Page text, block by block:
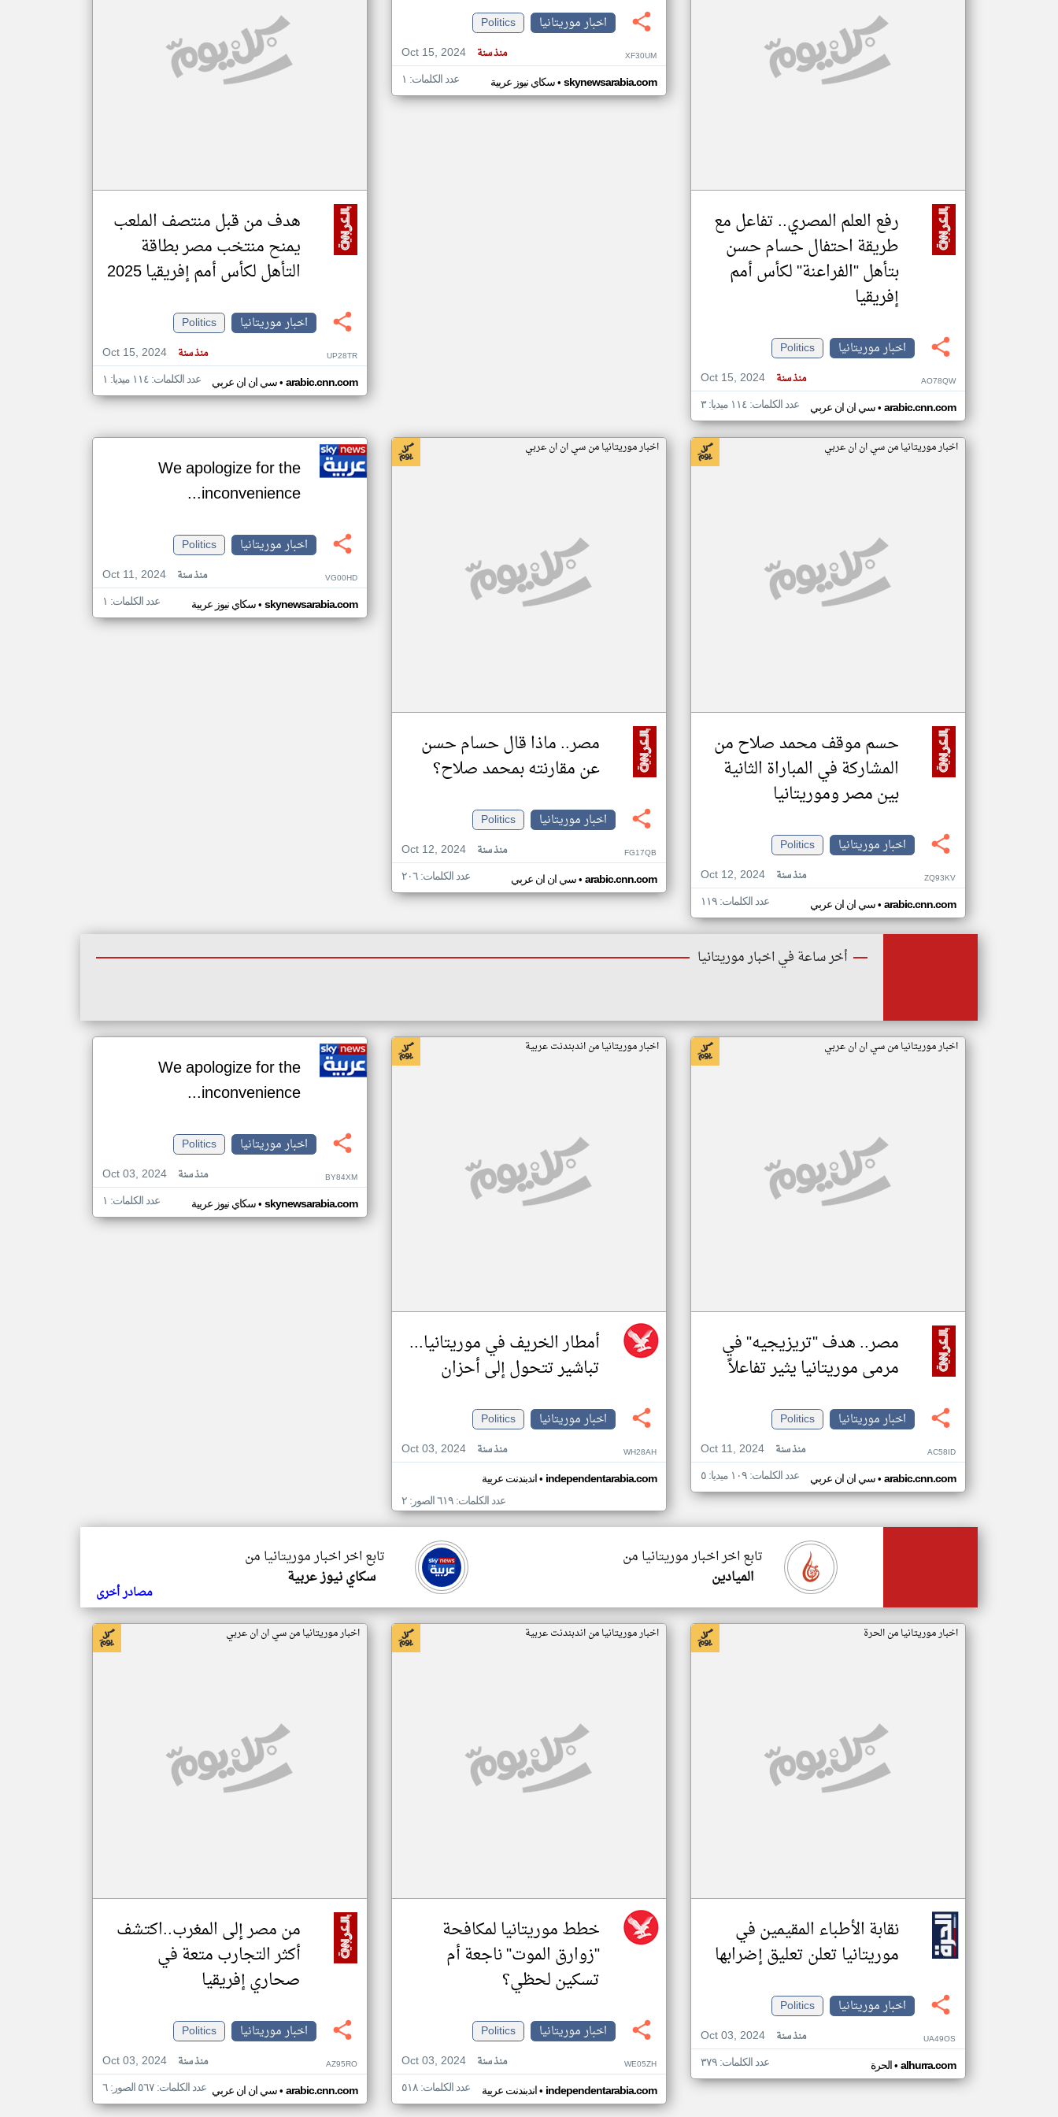
مصادر الأخبار من موريتانيا
رفع العلم المصري.. تفاعل مع
طريقة احتفال حسام حسن
بتأهل "الفراعنة" لكأس أمم
إفريقيا
اخبار موريتانيا
Politics
Oct 15, 2024
منذ سنة AO78QW
سي ان ان عربي• arabic.cnn.com عدد الكلمات: ١١٤ ميديا: ٣
اخبار موريتانيا
Politics
Oct 15, 2024
منذ سنة XF30UM
سكاي نيوز عربية• skynewsarabia.com عدد الكلمات: ١
هدف من قبل منتصف الملعب
يمنح منتخب مصر بطاقة
التأهل لكأس أمم إفريقيا 2025
اخبار موريتانيا
Politics
Oct 15, 2024
منذ سنة UP28TR
سي ان ان عربي• arabic.cnn.com عدد الكلمات: ١١٤ ميديا: ١
اخبار موريتانيا من سي ان ان عربي
حسم موقف محمد صلاح من
المشاركة في المباراة الثانية
بين مصر وموريتانيا
اخبار موريتانيا
Politics
Oct 12, 2024
منذ سنة ZQ93KV
سي ان ان عربي• arabic.cnn.com عدد الكلمات: ١١٩
اخبار موريتانيا من سي ان ان عربي
مصر.. ماذا قال حسام حسن
عن مقارنته بمحمد صلاح؟
اخبار موريتانيا
Politics
Oct 12, 2024
منذ سنة FG17QB
سي ان ان عربي• arabic.cnn.com عدد الكلمات: ٢٠٦
We apologize for the
inconvenience...
اخبار موريتانيا
Politics
Oct 11, 2024
منذ سنة VG00HD
سكاي نيوز عربية• skynewsarabia.com عدد الكلمات: ١
أخر ساعة في اخبار موريتانيا
اخبار موريتانيا من سي ان ان عربي
مصر.. هدف "تريزيجيه" في
مرمى موريتانيا يثير تفاعلاً
اخبار موريتانيا
Politics
Oct 11, 2024
منذ سنة AC58ID
سي ان ان عربي• arabic.cnn.com عدد الكلمات: ١٠٩ ميديا: ٥
اخبار موريتانيا من اندبندنت عربية
أمطار الخريف في موريتانيا...
تباشير تتحول إلى أحزان
اخبار موريتانيا
Politics
Oct 03, 2024
منذ سنة WH28AH
اندبندنت عربية• independentarabia.com
عدد الكلمات: ٦١٩ الصور: ٢
We apologize for the
inconvenience...
اخبار موريتانيا
Politics
Oct 03, 2024
منذ سنة BY84XM
سكاي نيوز عربية• skynewsarabia.com عدد الكلمات: ١
تابع اخر اخبار موريتانيا من
سكاي نيوز عربية
تابع اخر اخبار موريتانيا من
الميادين
مصادر أخرى
اخبار موريتانيا من الحرة
نقابة الأطباء المقيمين في
موريتانيا تعلن تعليق إضرابها
اخبار موريتانيا
Politics
Oct 03, 2024
منذ سنة UA49OS
الحرة• alhurra.com عدد الكلمات: ٣٧٩
اخبار موريتانيا من اندبندنت عربية
خطط موريتانيا لمكافحة
"زوارق الموت" ناجعة أم
تسكين لحظي؟
اخبار موريتانيا
Politics
Oct 03, 2024
منذ سنة WE05ZH
اندبندنت عربية• independentarabia.com عدد الكلمات: ٥١٨
اخبار موريتانيا من سي ان ان عربي
من مصر إلى المغرب..اكتشف
أكثر التجارب متعة في
صحاري إفريقيا
اخبار موريتانيا
Politics
Oct 03, 2024
منذ سنة AZ95RO
سي ان ان عربي• arabic.cnn.com عدد الكلمات: ٥٦٧ الصور: ٦